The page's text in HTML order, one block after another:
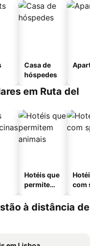
Casa de
hóspedes
em Ruta del
Hotéis que
permitem
com
à distância de